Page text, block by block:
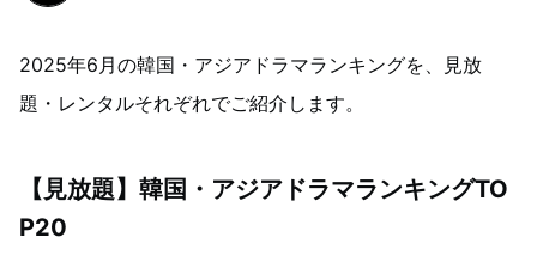
2025年6月の韓国・アジアドラマランキングを、見放
題・レンタルそれぞれでご紹介します。
【見放題】韓国・アジアドラマランキングTO
P20